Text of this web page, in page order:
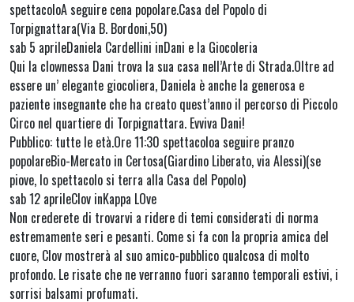
spettacoloA seguire cena popolare.Casa del Popolo di
Torpignattara(Via B. Bordoni,50)
sab 5 aprileDaniela Cardellini inDani e la Giocoleria
Qui la clownessa Dani trova la sua casa nell’Arte di Strada.Oltre ad
essere un’ elegante giocoliera, Daniela è anche la generosa e
paziente insegnante che ha creato quest’anno il percorso di Piccolo
Circo nel quartiere di Torpignattara. Evviva Dani!
Pubblico: tutte le età.Ore 11:30 spettacoloa seguire pranzo
popolareBio-Mercato in Certosa(Giardino Liberato, via Alessi)(se
piove, lo spettacolo si terra alla Casa del Popolo)
sab 12 aprileClov inKappa LOve
Non crederete di trovarvi a ridere di temi considerati di norma
estremamente seri e pesanti. Come si fa con la propria amica del
cuore, Clov mostrerà al suo amico-pubblico qualcosa di molto
profondo. Le risate che ne verranno fuori saranno temporali estivi, i
sorrisi balsami profumati.